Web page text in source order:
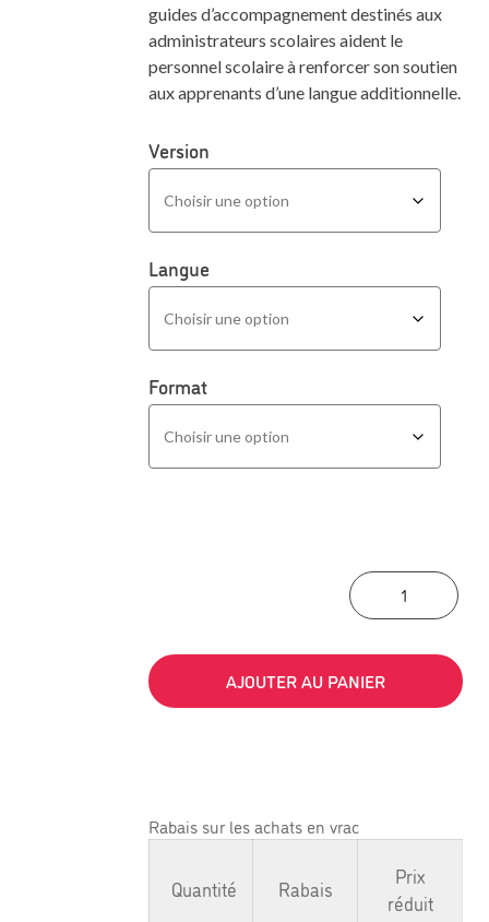
guides d’accompagnement destinés aux
administrateurs scolaires aident le
personnel scolaire à renforcer son soutien
aux apprenants d’une langue additionnelle.
Version
Langue
Format
AJOUTER AU PANIER
Rabais sur les achats en vrac
Quantité Rabais
Prix
réduit